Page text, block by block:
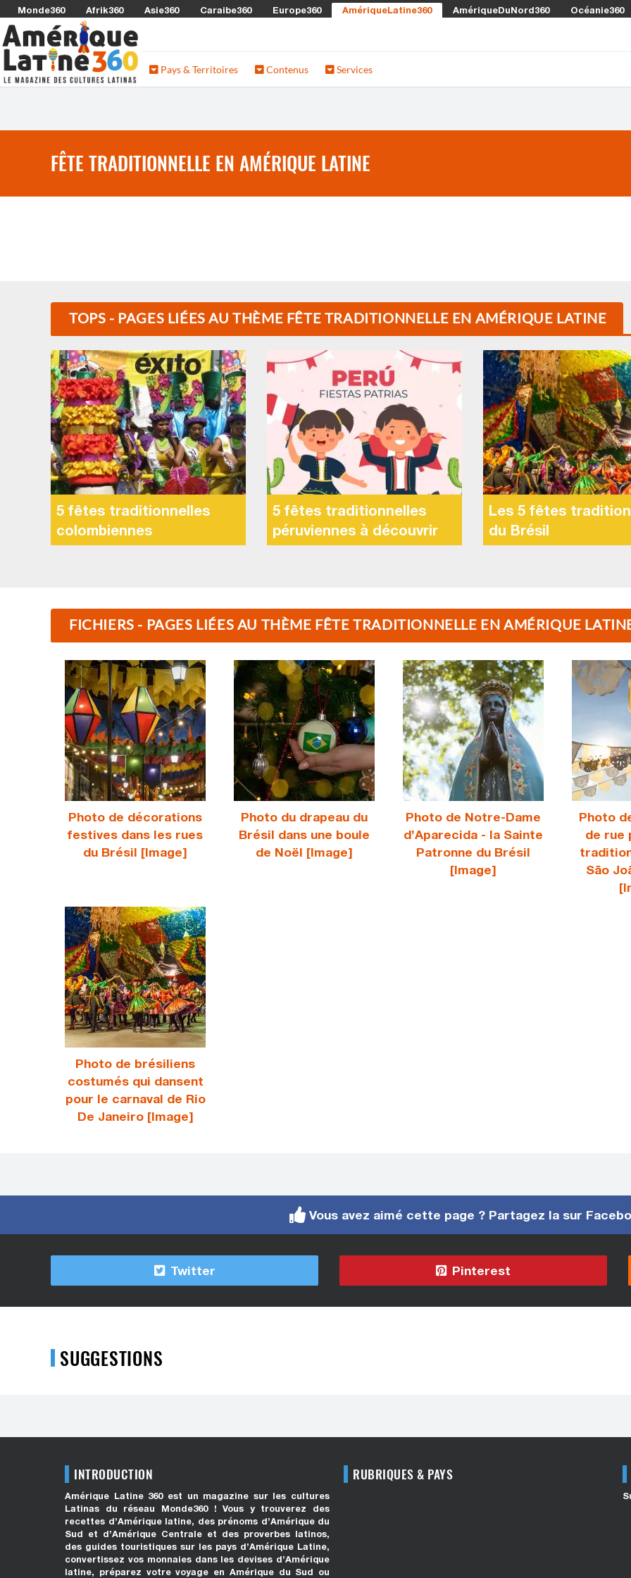
Monde360 Afrik360 Asie360 Caraibe360 Europe360 AmériqueLatine360 AmériqueDuNord360 Océanie360
Pays & Territoires Contenus Services
FÊTE TRADITIONNELLE EN AMÉRIQUE LATINE
TOPS - PAGES LIÉES AU THÈME FÊTE TRADITIONNELLE EN AMÉRIQUE LATINE
5 fêtes traditionnelles
colombiennes
5 fêtes traditionnelles
péruviennes à découvrir
Les 5 fêtes
du Brésil
FICHIERS - PAGES LIÉES AU THÈME FÊTE TRADITIONNELLE EN AMÉRIQUE
Photo de décorations
festives dans les rues
du Brésil [Image]
Photo du drapeau du
Brésil dans une boule
de Noël [Image]
Photo de Notre-Dame
d’Aparecida - la Sainte
Patronne du Brésil
[Image]
Photo
de rue
São
Photo de brésiliens
costumés qui dansent
pour le carnaval de Rio
De Janeiro [Image]
Vous avez aimé cette page ? Partagez la sur
Twitter Pinterest
SUGGESTIONS
INTRODUCTION
Amérique Latine 360 est un magazine sur les cultures
Latinas du réseau Monde360 ! Vous y trouverez des
recettes d’Amérique latine, des prénoms d’Amérique du
Sud et d’Amérique Centrale et des proverbes latinos,
des guides touristiques sur les pays d’Amérique Latine,
convertissez vos monnaies dans les devises d’Amérique
latine, préparez votre voyage en Amérique du Sud ou
RUBRIQUES & PAYS